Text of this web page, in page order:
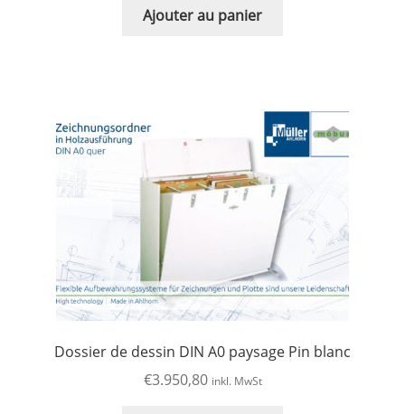
Ajouter au panier
Dossier de dessin DIN A0 paysage Pin blanc
€3.950,80 inkl. MwSt